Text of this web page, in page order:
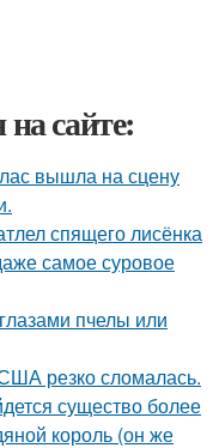
сайте:
вышла на сцену
спящего лисёнка
самое суровое
пчелы или
резко сломалась.
существо более
король (он же